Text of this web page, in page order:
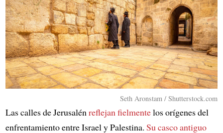
Seth Aronstam / Shutterstock.com
Las calles de Jerusalénreflejan fielmentelos orígenes del
enfrentamiento entre Israel y Palestina. Su casco antiguo